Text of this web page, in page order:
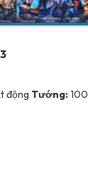
động Tướng:100